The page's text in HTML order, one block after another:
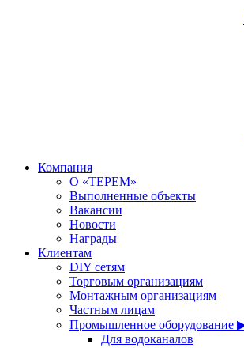
Компания
О «ТЕРЕМ»
Выполненные объекты
Вакансии
Новости
Награды
Клиентам
DIY сетям
Торговым организациям
Монтажным организациям
Частным лицам
Промышленное оборудование
Для водоканалов